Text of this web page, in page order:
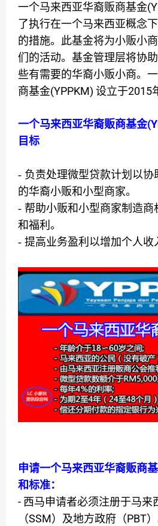
一个马来西亚华裔贩商基金
了执行在一个马来西亚概念下
的措施。此基金将为小贩小
们的活动。基金管理层将协
些有需要的华裔小贩小商。
商基金(YPPKM) 设立于2015
一个马来西亚华裔贩商基金
目标
- 负责处理微型贷款计划以协
的华裔小贩和小型商家。
- 帮助小贩和小型商家制造商
和福利。
- 提高业务盈利以增加个人收
申请一个马来西亚华裔贩商
和标准：
- 西马申请者必须注册于马来
（SSM）及地方政府（PBT